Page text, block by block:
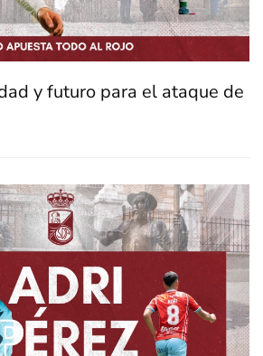
y futuro para el ataque de